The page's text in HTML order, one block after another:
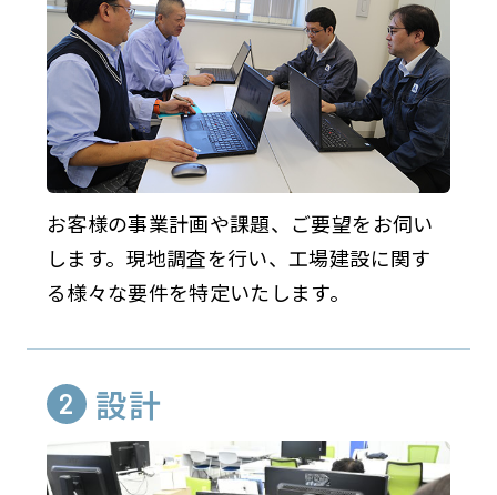
お客様の事業計画や課題、ご要望をお伺い
します。現地調査を行い、工場建設に関す
る様々な要件を特定いたします。
設計